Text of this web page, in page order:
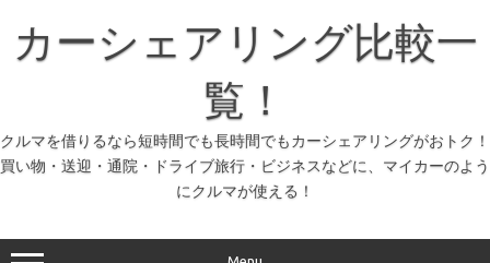
プ
カーシェアリング比較一
覧！
クルマを借りるなら短時間でも長時間でもカーシェアリングがおトク！
買い物・送迎・通院・ドライブ旅行・ビジネスなどに、マイカーのよう
にクルマが使える！